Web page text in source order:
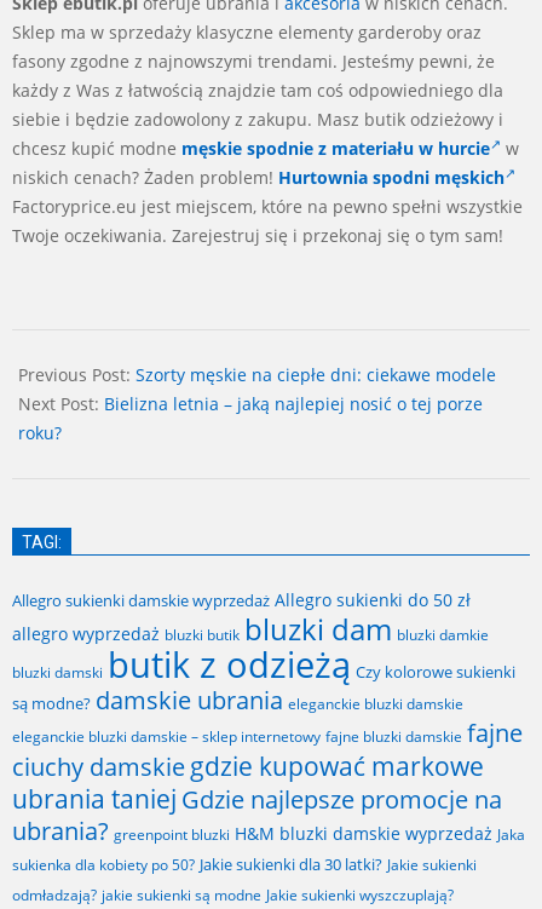
Sklep ma w sprzedaży klasyczne elementy garderoby oraz
fasony zgodne z najnowszymi trendami. Jesteśmy pewni, że
każdy z Was z łatwością znajdzie tam coś odpowiedniego dla
siebie i będzie zadowolony z zakupu. Masz butik odzieżowy i
chcesz kupić modne męskie spodnie z materiału w hurcie
w
niskich cenach? Żaden problem! Hurtownia spodni męskich
Factoryprice.eu jest miejscem, które na pewno spełni wszystkie
Twoje oczekiwania. Zarejestruj się i przekonaj się o tym sam!
06-
20
Previous Post: Szorty męskie na ciepłe dni: ciekawe modele
Next Post: Bielizna letnia – jaką najlepiej nosić o tej porze
roku?
TAGI:
Allegro sukienki damskie wyprzedaż Allegro sukienki do 50 zł
allegro wyprzedaż bluzki butik bluzki dam bluzki damkie
bluzki damski butik z odzieżą Czy kolorowe sukienki
są modne? damskie ubrania eleganckie bluzki damskie
eleganckie bluzki damskie – sklep internetowy fajne bluzki damskie fajne
ciuchy damskiegdzie kupować markowe
ubrania taniej Gdzie najlepsze promocje na
ubrania? greenpoint bluzki H&M bluzki damskie wyprzedaż Jaka
sukienka dla kobiety po 50? Jakie sukienki dla 30 latki? Jakie sukienki
odmładzają? jakie sukienki są modne Jakie sukienki wyszczuplają?